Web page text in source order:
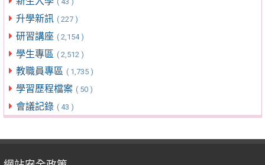
升學新訊 ( 227 )
研習講座 ( 2,154 )
學生專區 ( 2,512 )
教職員專區 ( 1,735 )
學習歷程檔案 ( 50 )
會議記錄 ( 43 )